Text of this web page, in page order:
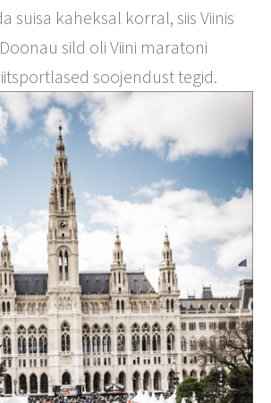
suisa kaheksal korral, siis Viinis
sild oli Viini maratoni
soojendust tegid.